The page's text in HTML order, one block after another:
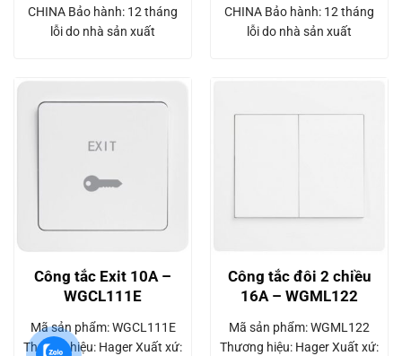
CHINA Bảo hành: 12 tháng
lỗi do nhà sản xuất
CHINA Bảo hành: 12 tháng
lỗi do nhà sản xuất
Công tắc Exit 10A –
WGCL111E
Mã sản phẩm: WGCL111E
Thương hiệu: Hager Xuất xứ:
Công tắc đôi 2 chiều
16A – WGML122
Mã sản phẩm: WGML122
Thương hiệu: Hager Xuất xứ: